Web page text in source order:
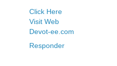
Click Here
Visit Web
Devot-ee.com
Responder